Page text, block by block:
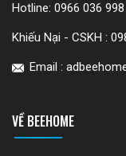
Hotline: 0966 036 998
Khiếu Nại - CSKH :
Email :
VỀ BEEHOME